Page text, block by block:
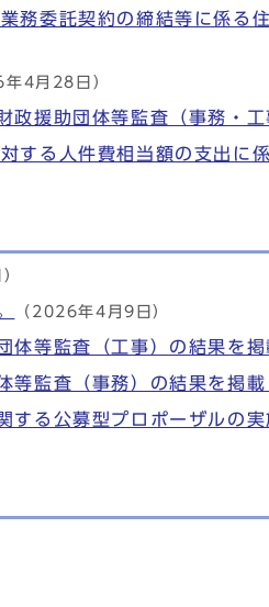
務委託契約の締結等に係る
年4月28日）
政援助団体等監査（事務・
する人件費相当額の支出に
（2026年4月9日）
等監査（工事）の結果を掲
監査（事務）の結果を掲載
る公募型プロポーザルの実